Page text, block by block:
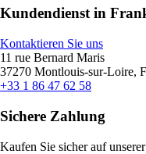
Kundendienst in
Kontaktieren Sie uns
11 rue Bernard Maris
37270 Montlouis-sur-Loire,
+33 1 86 47 62 58
Sichere Zahlung
Kaufen Sie sicher auf